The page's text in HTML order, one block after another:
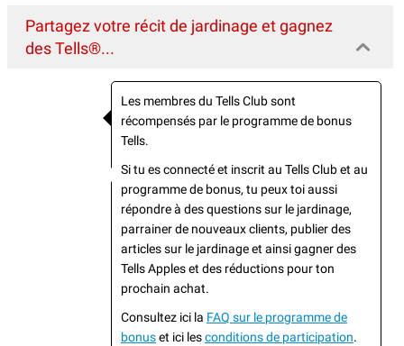
Partagez votre récit de jardinage et gagnez
des Tells®...
Les membres du Tells Club sont
récompensés par le programme de bonus
Tells.
Si tu es connecté et inscrit au Tells Club et au
programme de bonus, tu peux toi aussi
répondre à des questions sur le jardinage,
parrainer de nouveaux clients, publier des
articles sur le jardinage et ainsi gagner des
Tells Apples et des réductions pour ton
prochain achat.
Consultez ici la FAQ sur le programme de
bonuset ici lesconditions de participation.